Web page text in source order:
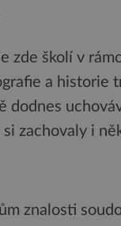
zde školí v
a historie
zachovaly i
znalosti